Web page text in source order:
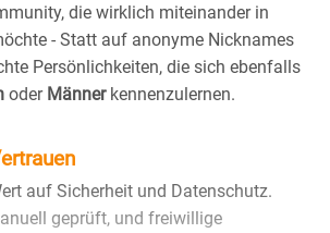
die wirklich miteinander in
- Statt auf anonyme Nicknames
Persönlichkeiten, die sich ebenfalls
oder Männerkennenzulernen.
auf Sicherheit und Datenschutz.
geprüft, und freiwillige